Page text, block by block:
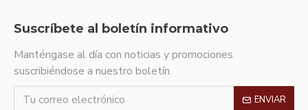
Suscríbete al boletín informativo
Manténgase al día con noticias y promociones
suscribiéndose a nuestro boletín.
ENVIAR